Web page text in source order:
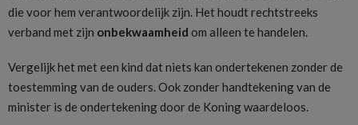
die voor hem verantwoordelijk zijn. Het houdt rechtstreeks
verband met zijn onbekwaamheid om alleen te handelen.
Vergelijk het met een kind dat niets kan ondertekenen zonder de
toestemming van de ouders. Ook zonder handtekening van de
minister is de ondertekening door de Koning waardeloos.